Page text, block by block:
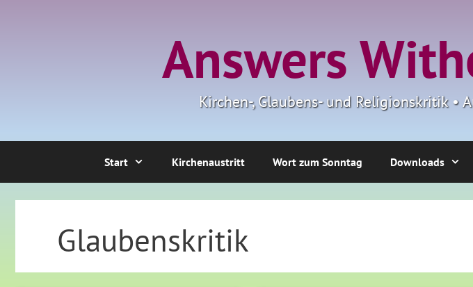
Answers
Kirchen-, Glaubens- und Religionskritik •
Start Kirchenaustritt Wort zum Sonntag Downloads
Glaubenskritik